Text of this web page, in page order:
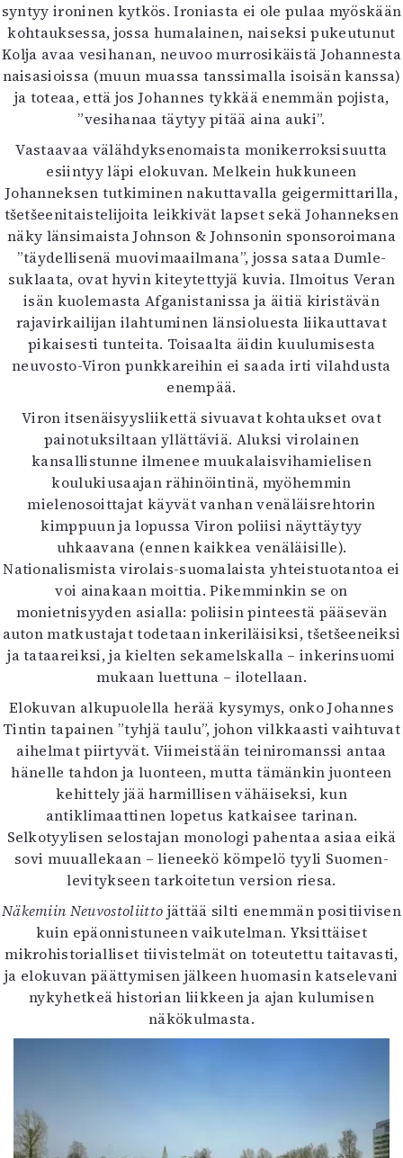
syntyy ironinen kytkös. Ironiasta ei ole pulaa myöskään
kohtauksessa, jossa humalainen, naiseksi pukeutunut
Kolja avaa vesihanan, neuvoo murrosikäistä Johannesta
naisasioissa (muun muassa tanssimalla isoisän kanssa)
ja toteaa, että jos Johannes tykkää enemmän pojista,
”vesihanaa täytyy pitää aina auki”.
Vastaavaa välähdyksenomaista monikerroksisuutta
esiintyy läpi elokuvan. Melkein hukkuneen
Johanneksen tutkiminen nakuttavalla geigermittarilla,
tšetšeenitaistelijoita leikkivät lapset sekä Johanneksen
näky länsimaista Johnson & Johnsonin sponsoroimana
”täydellisenä muovimaailmana”, jossa sataa Dumle-
suklaata, ovat hyvin kiteytettyjä kuvia. Ilmoitus Veran
isän kuolemasta Afganistanissa ja äitiä kiristävän
rajavirkailijan ilahtuminen länsioluesta liikauttavat
pikaisesti tunteita. Toisaalta äidin kuulumisesta
neuvosto-Viron punkkareihin ei saada irti vilahdusta
enempää.
Viron itsenäisyysliikettä sivuavat kohtaukset ovat
painotuksiltaan yllättäviä. Aluksi virolainen
kansallistunne ilmenee muukalaisvihamielisen
koulukiusaajan rähinöintinä, myöhemmin
mielenosoittajat käyvät vanhan venäläisrehtorin
kimppuun ja lopussa Viron poliisi näyttäytyy
uhkaavana (ennen kaikkea venäläisille).
Nationalismista virolais-suomalaista yhteistuotantoa ei
voi ainakaan moittia. Pikemminkin se on
monietnisyyden asialla: poliisin pinteestä pääsevän
auton matkustajat todetaan inkeriläisiksi, tšetšeeneiksi
ja tataareiksi, ja kielten sekamelskalla – inkerinsuomi
mukaan luettuna – ilotellaan.
Elokuvan alkupuolella herää kysymys, onko Johannes
Tintin tapainen ”tyhjä taulu”, johon vilkkaasti vaihtuvat
aihelmat piirtyvät. Viimeistään teiniromanssi antaa
hänelle tahdon ja luonteen, mutta tämänkin juonteen
kehittely jää harmillisen vähäiseksi, kun
antiklimaattinen lopetus katkaisee tarinan.
Selkotyylisen selostajan monologi pahentaa asiaa eikä
sovi muuallekaan – lieneekö kömpelö tyyli Suomen-
levitykseen tarkoitetun version riesa.
Näkemiin Neuvostoliitto jättää silti enemmän positiivisen
kuin epäonnistuneen vaikutelman. Yksittäiset
mikrohistorialliset tiivistelmät on toteutettu taitavasti,
ja elokuvan päättymisen jälkeen huomasin katselevani
nykyhetkeä historian liikkeen ja ajan kulumisen
näkökulmasta.